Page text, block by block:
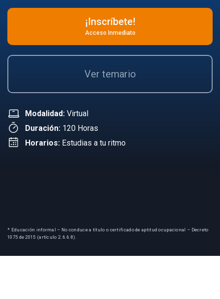
¡Inscríbete!
Acceso Inmediato
Ver temario
Modalidad: Virtual
Duración: 120 Horas
Horarios: Estudias a tu ritmo
* Educación informal – No conduce a título o certificado de aptitud ocupacional – Decreto
1075 de 2015 (artículo 2.6.6.8).